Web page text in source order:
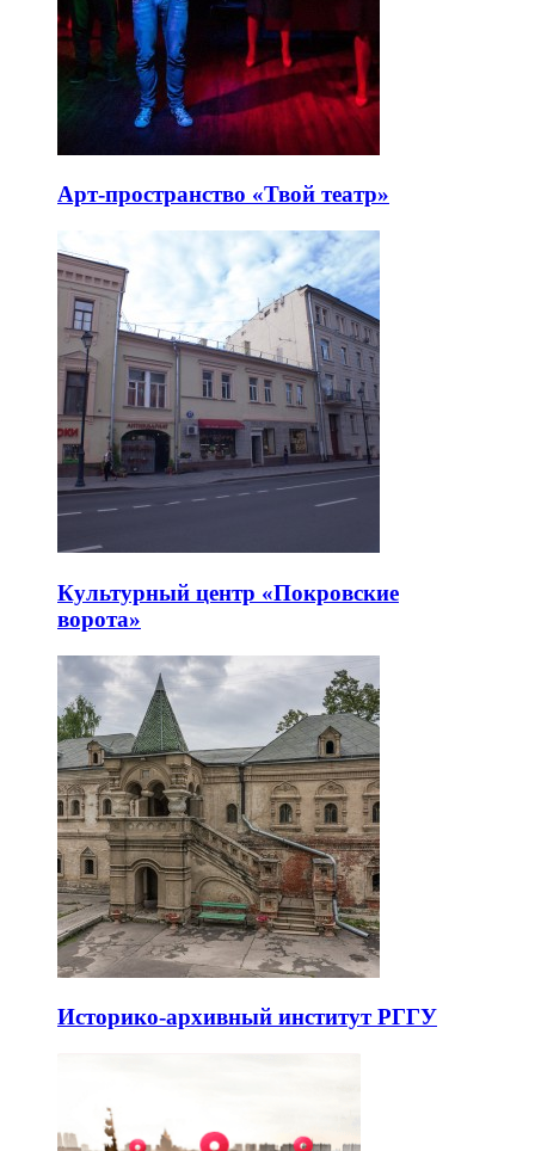
Арт-пространство «Твой театр»
Культурный центр «Покровские
ворота»
Историко-архивный институт РГГУ